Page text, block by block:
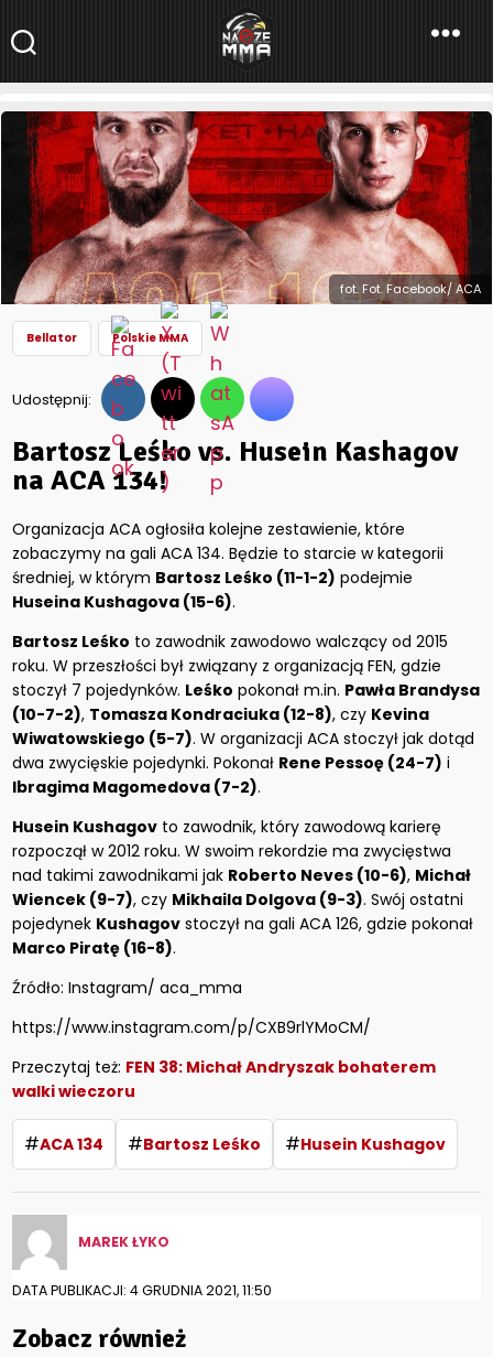
NaszeMMA
NaszeMMA.pl»Aktualności»Świat»Bellator»Bartosz Leśko vs.
Husein Kashagov na ACA 134!
fot. Fot. Facebook/ ACA
Bellator Polskie MMA
Udostępnij:
Bartosz Leśko vs. Husein Kashagov
na ACA 134!
Organizacja ACA ogłosiła kolejne zestawienie, które
zobaczymy na gali ACA 134. Będzie to starcie w kategorii
średniej, w którym Bartosz Leśko (11-1-2) podejmie
Huseina Kushagova (15-6).
Bartosz Leśko to zawodnik zawodowo walczący od 2015
roku. W przeszłości był związany z organizacją FEN, gdzie
stoczył 7 pojedynków. Leśko pokonał m.in. Pawła Brandysa
(10-7-2), Tomasza Kondraciuka (12-8), czy Kevina
Wiwatowskiego (5-7). W organizacji ACA stoczył jak dotąd
dwa zwycięskie pojedynki. Pokonał Rene Pessoę (24-7) i
Ibragima Magomedova (7-2).
Husein Kushagov to zawodnik, który zawodową karierę
rozpoczął w 2012 roku. W swoim rekordzie ma zwycięstwa
nad takimi zawodnikami jak Roberto Neves (10-6), Michał
Wiencek (9-7), czy Mikhaila Dolgova (9-3). Swój ostatni
pojedynek Kushagov stoczył na gali ACA 126, gdzie pokonał
Marco Piratę (16-8).
Źródło: Instagram/ aca_mma
https://www.instagram.com/p/CXB9rlYMoCM/
Przeczytaj też: FEN 38: Michał Andryszak bohaterem
walki wieczoru
#ACA 134 #Bartosz Leśko #Husein Kushagov
MAREK ŁYKO
DATA PUBLIKACJI: 4 GRUDNIA 2021, 11:50
Zobacz również